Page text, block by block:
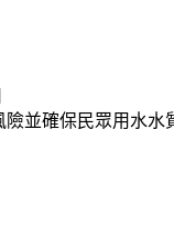
並確保民眾用水